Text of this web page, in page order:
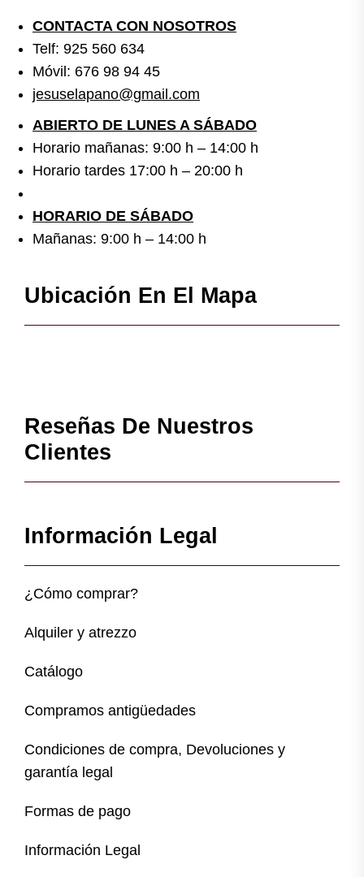
CONTACTA CON NOSOTROS
Telf: 925 560 634
Móvil: 676 98 94 45
jesuselapano@gmail.com
ABIERTO DE LUNES A SÁBADO
Horario mañanas: 9:00 h – 14:00 h
Horario tardes 17:00 h – 20:00 h
HORARIO DE SÁBADO
Mañanas: 9:00 h – 14:00 h
Ubicación En El Mapa
Reseñas De Nuestros
Clientes
Información Legal
¿Cómo comprar?
Alquiler y atrezzo
Catálogo
Compramos antigüedades
Condiciones de compra, Devoluciones y
garantía legal
Formas de pago
Información Legal